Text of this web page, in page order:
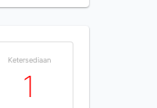
Ketersediaan
1